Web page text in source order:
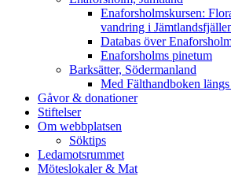
Enaforsholmskursen:
vandring i
Databas över
Enaforsholms pinetum
Barksätter, Södermanland
Med Fälthandboken
Gåvor & donationer
Stiftelser
Om webbplatsen
Söktips
Ledamotsrummet
Möteslokaler & Mat